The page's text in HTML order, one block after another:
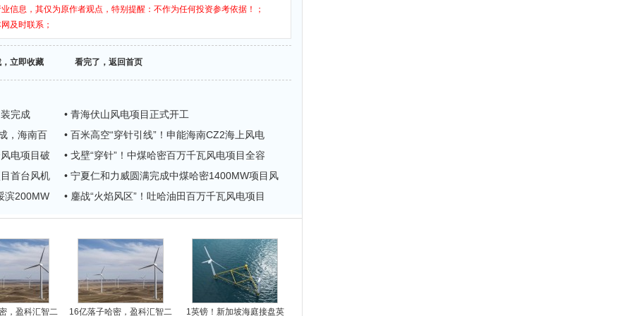
信息，其仅为原作者观点，特别提醒：不作为任何投资参考依据！；
及时联系；
立即收藏 看完了，返回首页
完成
• 青海伏山风电项目正式开工
，海南百
• 百米高空“穿针引线”！申能海南CZ2海上风电
电项目破
• 戈壁“穿针”！中煤哈密百万千瓦风电项目全容
首台风机
• 宁夏仁和力威圆满完成中煤哈密1400MW项目风
滨200MW
• 鏖战“火焰风区”！吐哈油田百万千瓦风电项目
，盈科汇智二 16亿落子哈密，盈科汇智二 1英镑！新加坡海庭接盘英